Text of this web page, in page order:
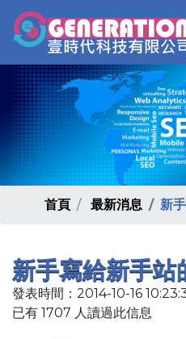
首頁 最新消息 新
新手寫給新手站
發表時間：2014-10-16
已有 1707 人讀過此信息